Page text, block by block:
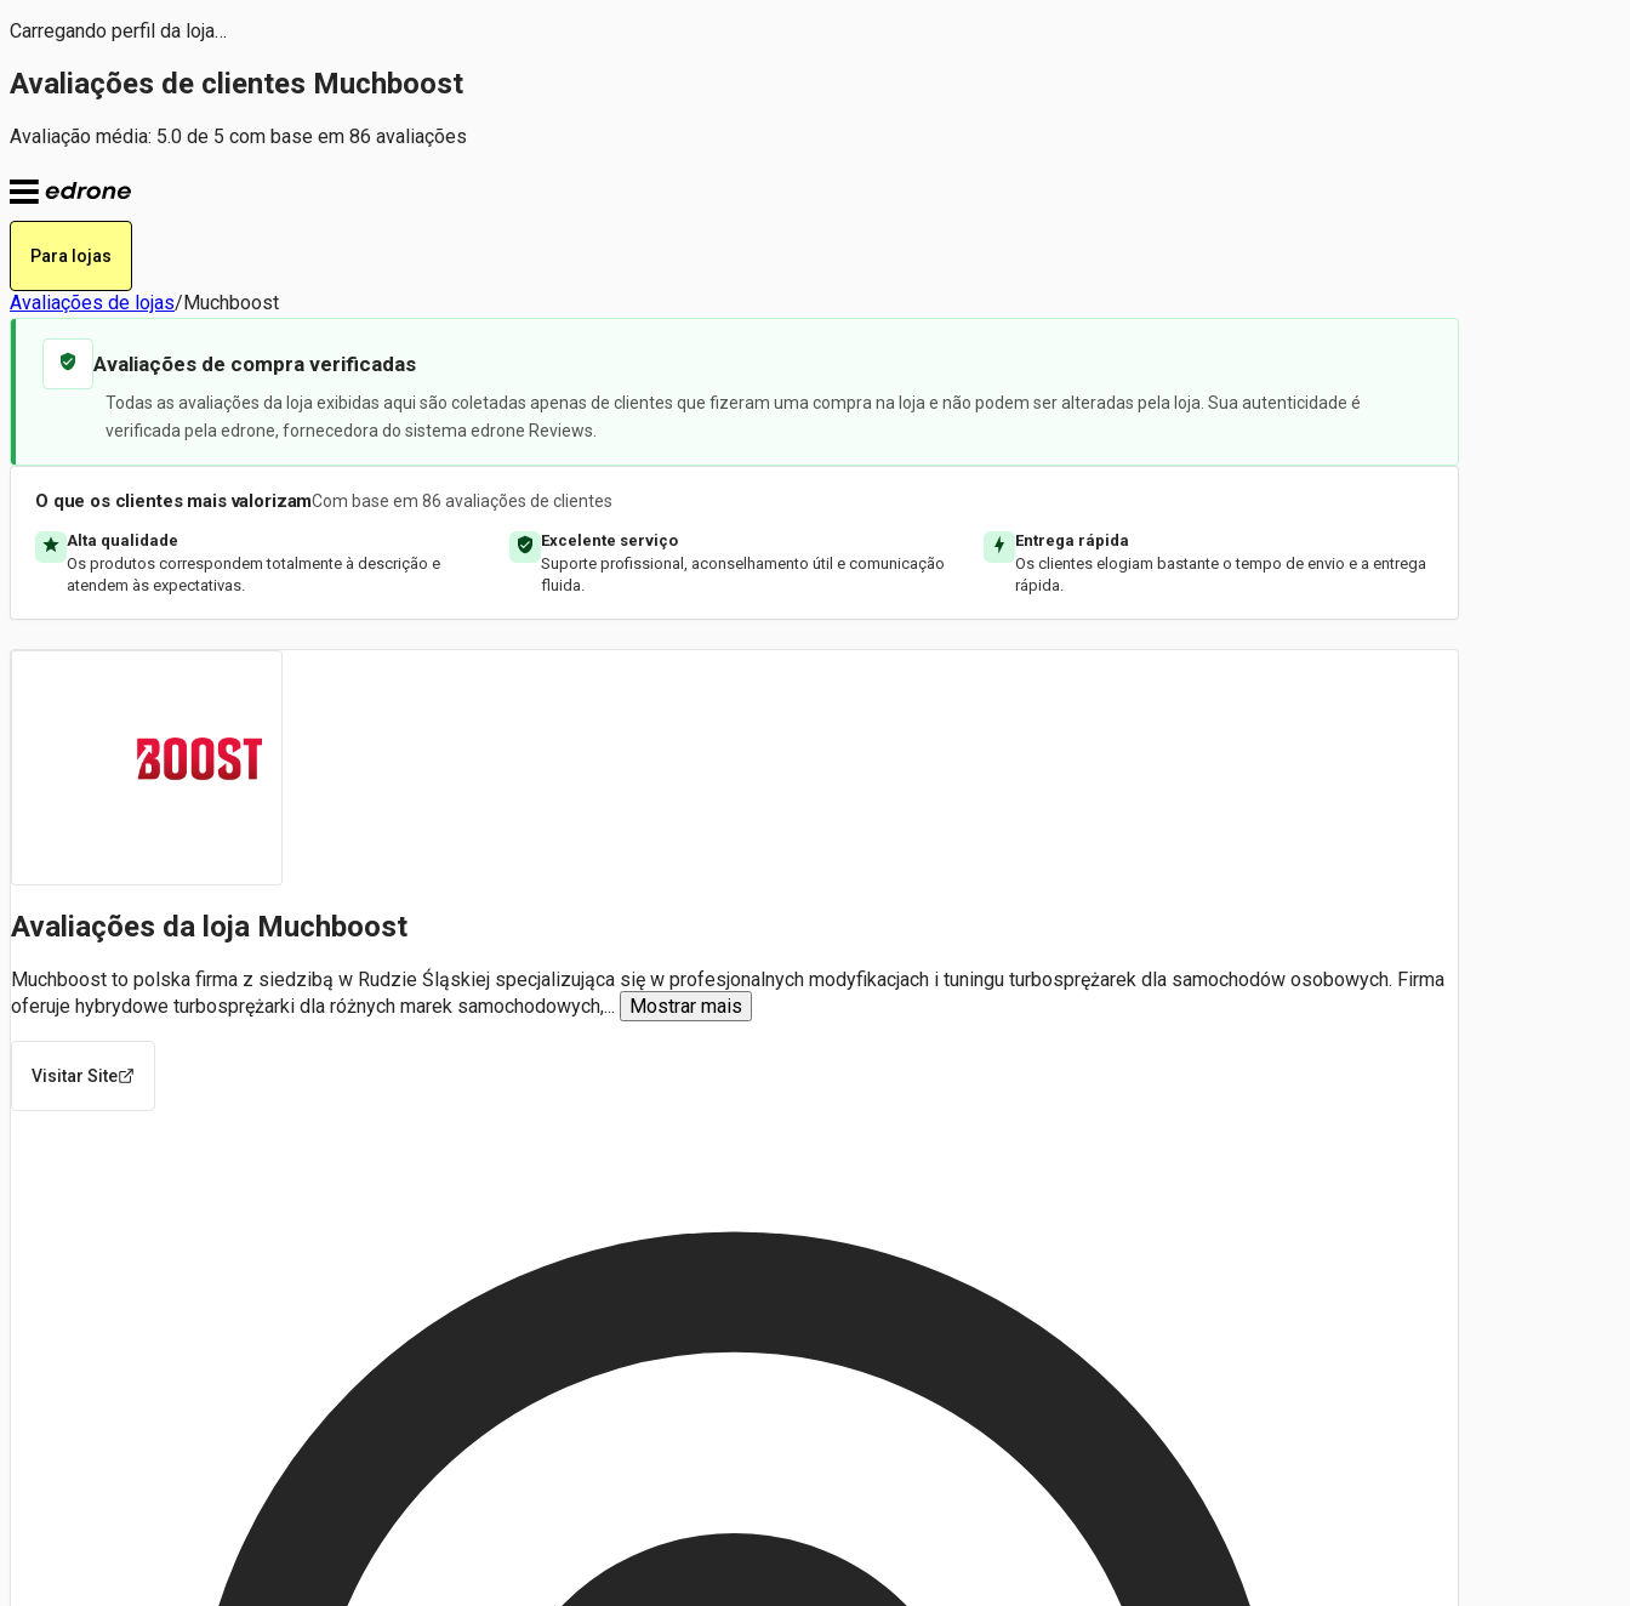
Carregando perfil da loja…
Avaliações de clientes Muchboost
Avaliação média: 5.0 de 5 com base em 86 avaliações
Para lojas
Avaliações de lojas/Muchboost
Avaliações de compra verificadas
Todas as avaliações da loja exibidas aqui são coletadas apenas de clientes que fizeram uma compra na loja e não podem ser alteradas pela loja. Sua autenticidade é
verificada pela edrone, fornecedora do sistema edrone Reviews.
O que os clientes mais valorizamCom base em 86 avaliações de clientes
Alta qualidade
Os produtos correspondem totalmente à descrição e
atendem às expectativas.
Excelente serviço
Suporte profissional, aconselhamento útil e comunicação
fluida.
Entrega rápida
Os clientes elogiam bastante o tempo de envio e a entrega
rápida.
Avaliações da loja Muchboost
Muchboost to polska firma z siedzibą w Rudzie Śląskiej specjalizująca się w profesjonalnych modyfikacjach i tuningu turbosprężarek dla samochodów osobowych. Firma
oferuje hybrydowe turbosprężarki dla różnych marek samochodowych,... Mostrar mais
Visitar Site